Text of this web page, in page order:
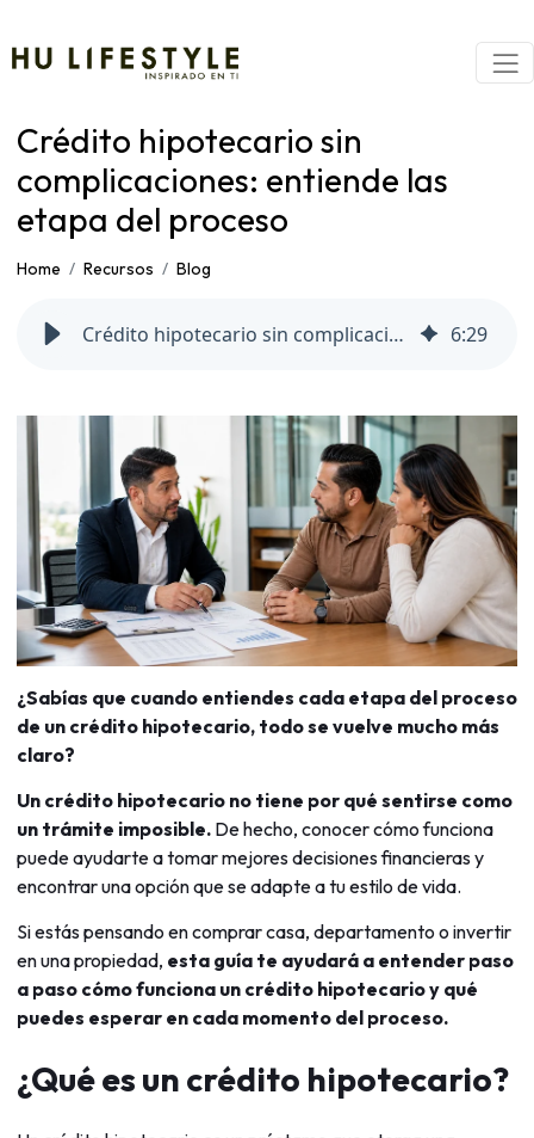
Crédito hipotecario sin
complicaciones: entiende las
etapa del proceso
Home Recursos Blog
Crédito hipotecario sin complicaciones: entiende las etapa del proceso 6:29
¿Sabías que cuando entiendes cada etapa del proceso
de un crédito hipotecario, todo se vuelve mucho más
claro?
Un crédito hipotecario no tiene por qué sentirse como
un trámite imposible. De hecho, conocer cómo funciona
puede ayudarte a tomar mejores decisiones financieras y
encontrar una opción que se adapte a tu estilo de vida.
Si estás pensando en comprar casa, departamento o invertir
en una propiedad, esta guía te ayudará a entender paso
a paso cómo funciona un crédito hipotecario y qué
puedes esperar en cada momento del proceso.
¿Qué es un crédito hipotecario?